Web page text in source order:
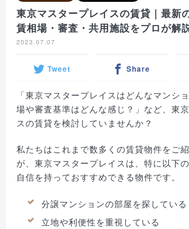
東京マスタープレイスの賃貸｜最新
賃相場・審査・共用施設をプロが解
2023.07.07
Tweet Share
「東京マスタープレイスはどんなマンシ
場や審査基準はどんな感じ？」など、東
スの賃貸を検討していませんか？
私たちはこれまで数多くの賃貸物件をご
が、東京マスタープレイスは、特に以下
自信を持っておすすめできる物件です。
分譲マンションの部屋を探している
立地や利便性を重視している